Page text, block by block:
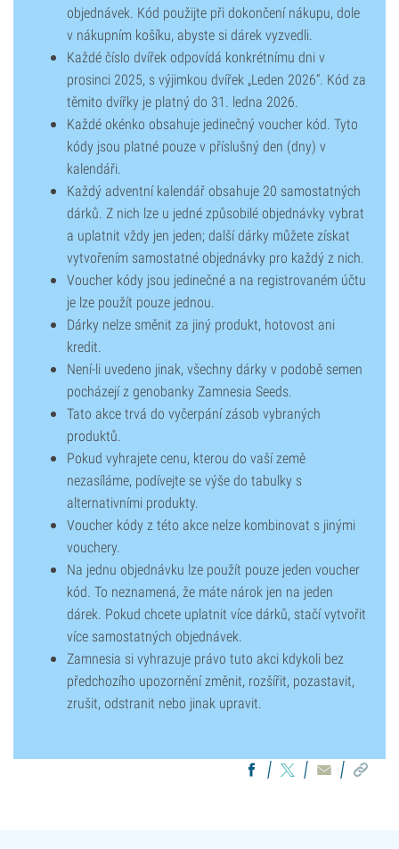
objednávek. Kód použijte při dokončení nákupu, dole
v nákupním košíku, abyste si dárek vyzvedli.
Každé číslo dvířek odpovídá konkrétnímu dni v
prosinci 2025, s výjimkou dvířek „Leden 2026“. Kód za
těmito dvířky je platný do 31. ledna 2026.
Každé okénko obsahuje jedinečný voucher kód. Tyto
kódy jsou platné pouze v příslušný den (dny) v
kalendáři.
Každý adventní kalendář obsahuje 20 samostatných
dárků. Z nich lze u jedné způsobilé objednávky vybrat
a uplatnit vždy jen jeden; další dárky můžete získat
vytvořením samostatné objednávky pro každý z nich.
Voucher kódy jsou jedinečné a na registrovaném účtu
je lze použít pouze jednou.
Dárky nelze směnit za jiný produkt, hotovost ani
kredit.
Není-li uvedeno jinak, všechny dárky v podobě semen
pocházejí z genobanky Zamnesia Seeds.
Tato akce trvá do vyčerpání zásob vybraných
produktů.
Pokud vyhrajete cenu, kterou do vaší země
nezasíláme, podívejte se výše do tabulky s
alternativními produkty.
Voucher kódy z této akce nelze kombinovat s jinými
vouchery.
Na jednu objednávku lze použít pouze jeden voucher
kód. To neznamená, že máte nárok jen na jeden
dárek. Pokud chcete uplatnit více dárků, stačí vytvořit
více samostatných objednávek.
Zamnesia si vyhrazuje právo tuto akci kdykoli bez
předchozího upozornění změnit, rozšířit, pozastavit,
zrušit, odstranit nebo jinak upravit.